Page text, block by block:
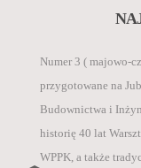
Numer 3 ( majowo-
przygotowane na
Budownictwa i
historię 40 lat
WPPK, a także
Zgodnie z
naukowych i
naukowego w
danych o
• Index